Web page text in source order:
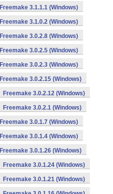
Freemake 3.1.1.1 (Windows)
Freemake 3.1.0.2 (Windows)
Freemake 3.0.2.8 (Windows)
Freemake 3.0.2.5 (Windows)
Freemake 3.0.2.3 (Windows)
Freemake 3.0.2.15 (Windows)
Freemake 3.0.2.12 (Windows)
Freemake 3.0.2.1 (Windows)
Freemake 3.0.1.7 (Windows)
Freemake 3.0.1.4 (Windows)
Freemake 3.0.1.26 (Windows)
Freemake 3.0.1.24 (Windows)
Freemake 3.0.1.21 (Windows)